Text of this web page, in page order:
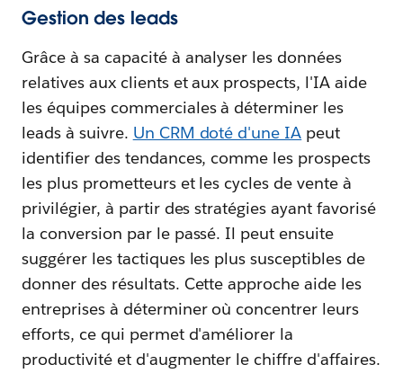
Gestion des leads
Grâce à sa capacité à analyser les données
relatives aux clients et aux prospects, l'IA aide
les équipes commerciales à déterminer les
leads à suivre. Un CRM doté d'une IA peut
identifier des tendances, comme les prospects
les plus prometteurs et les cycles de vente à
privilégier, à partir des stratégies ayant favorisé
la conversion par le passé. Il peut ensuite
suggérer les tactiques les plus susceptibles de
donner des résultats. Cette approche aide les
entreprises à déterminer où concentrer leurs
efforts, ce qui permet d'améliorer la
productivité et d'augmenter le chiffre d'affaires.